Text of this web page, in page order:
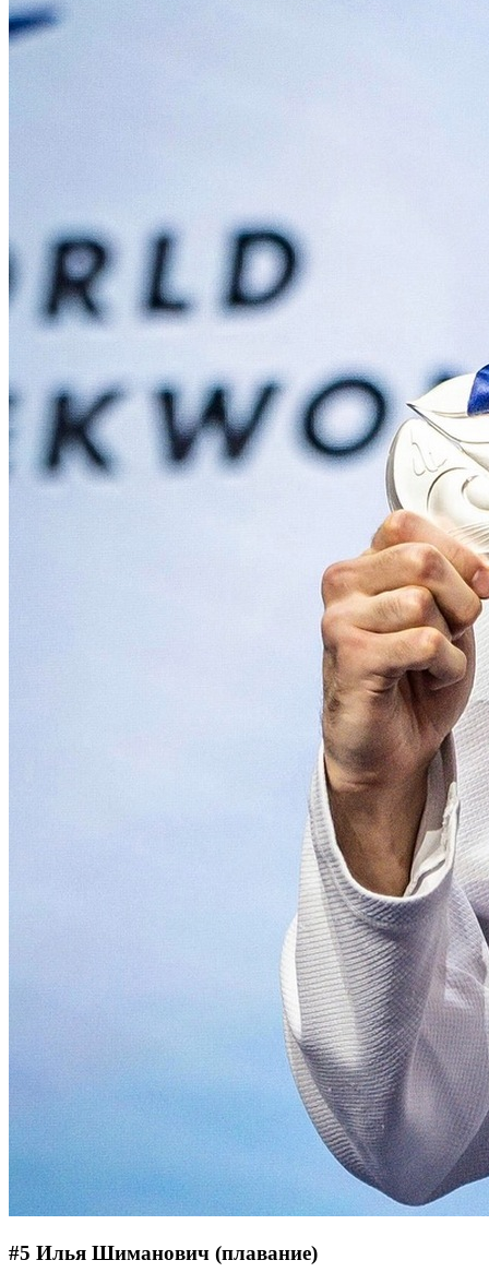
#5 Илья Шиманович (плавание)